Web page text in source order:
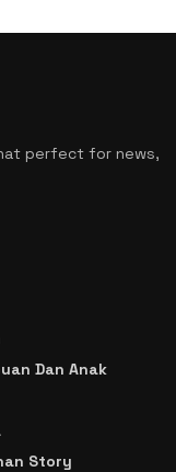
perfect for news,
Dan Anak
Story